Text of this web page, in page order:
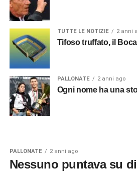
TUTTE LE NOTIZIE 2 anni
Tifoso truffato, il
PALLONATE 2 anni ago
Ogni nome ha una
PALLONATE 2 anni ago
Nessuno puntava su